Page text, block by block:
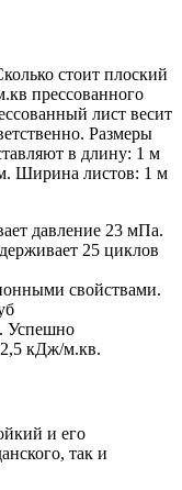
стоит плоский
прессованного
лист весит
Размеры
в длину: 1 м
Ширина листов: 1 м
давление 23 мПа.
25 циклов
свойствами.
Успешно
2,5 кДж/м.кв.
и его
так и